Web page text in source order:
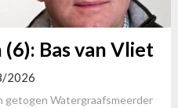
Bas van Vliet
2026
getogen Watergraafsmeerder